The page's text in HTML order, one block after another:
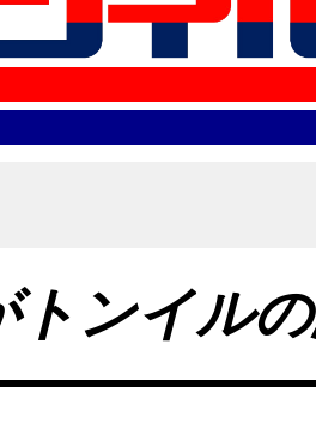
トンイル